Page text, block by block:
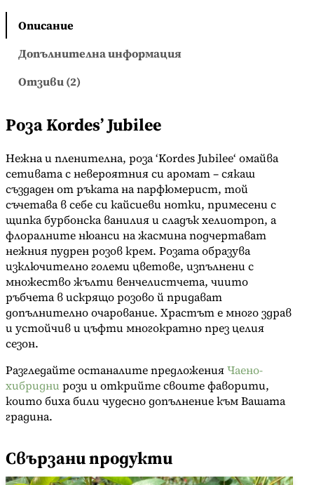
т
о
а
K
o
r
d
e
s
'
J
u
b
i
l
e
Описание
Допълнителна информация
Отзиви (2)
Роза Kordes’ Jubilee
Нежна и пленителна, роза ‘Kordes Jubilee‘ омайва
сетивата с невероятния си аромат – сякаш
създаден от ръката на парфюмерист, той
съчетава в себе си кайсиеви нотки, примесени с
щипка бурбонска ванилия и сладък хелиотроп, а
флоралните нюанси на жасмина подчертават
нежния пудрен розов крем. Розата образува
изключително големи цветове, изпълнени с
множество жълти венчелистчета, чиито
ръбчета в искрящо розово й придават
допълнително очарование. Храстът е много здрав
и устойчив и цъфти многократно през целия
сезон.
Разгледайте останалите предложенияЧаено-
хибриднирози и открийте своите фаворити,
които биха били чудесно допълнение към Вашата
градина.
Свързани продукти